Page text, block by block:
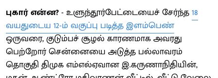
புகார் என்ன?- உளுந்தூர்பேட்டையைச் சேர்ந்த18
வயதுடைய 12-ம் வகுப்பு படித்த இளம்பெண்
ஒருவரை, குடும்பச் சூழல் காரணமாக அவரது
பெற்றோர் சென்னையை அடுத்த பல்லாவரம்
தொகுதி திமுக எம்எல்ஏவான இ.கருணாநிதியின்,